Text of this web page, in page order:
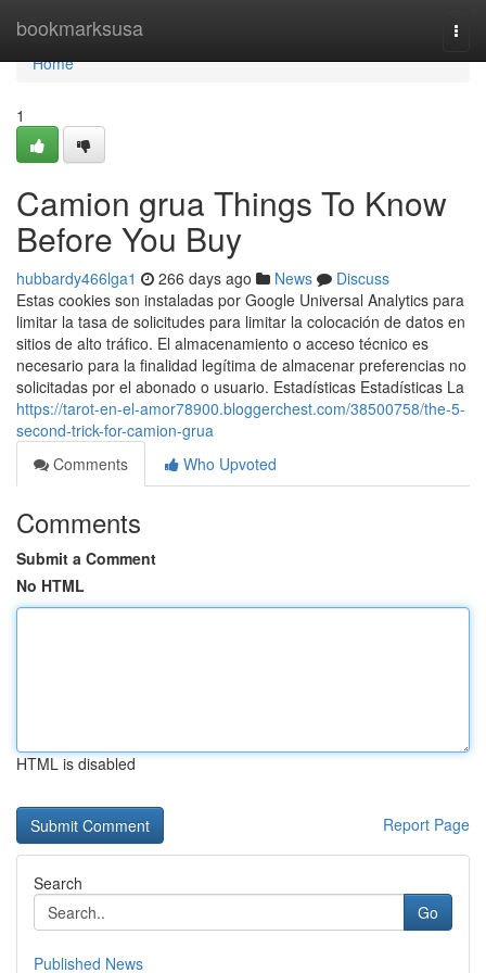
bookmarksusa
Home
Home
1
Camion grua Things To Know
Before You Buy
hubbardy466lga1 266 days ago News
Discuss
Estas cookies son instaladas por Google Universal Analytics para
limitar la tasa de solicitudes para limitar la colocación de datos en
sitios de alto tráfico. El almacenamiento o acceso técnico es
necesario para la finalidad legítima de almacenar preferencias no
solicitadas por el abonado o usuario. Estadísticas Estadísticas La
https://tarot-en-el-amor78900.bloggerchest.com/38500758/the-5-
second-trick-for-camion-grua
Comments
Who Upvoted
Comments
Submit a Comment
No HTML
HTML is disabled
Report Page
Search
Go
Published News